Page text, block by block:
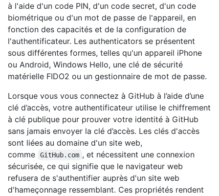
à l'aide d'un code PIN, d'un code secret, d'un code
biométrique ou d'un mot de passe de l'appareil, en
fonction des capacités et de la configuration de
l'authentificateur. Les authenticators se présentent
sous différentes formes, telles qu'un appareil iPhone
ou Android, Windows Hello, une clé de sécurité
matérielle FIDO2 ou un gestionnaire de mot de passe.
Lorsque vous vous connectez à GitHub à l’aide d’une
clé d’accès, votre authentificateur utilise le chiffrement
à clé publique pour prouver votre identité à GitHub
sans jamais envoyer la clé d’accès. Les clés d'accès
sont liées au domaine d'un site web,
comme
GitHub.com , et nécessitent une connexion
sécurisée, ce qui signifie que le navigateur web
refusera de s'authentifier auprès d'un site web
d'hameçonnage ressemblant. Ces propriétés rendent